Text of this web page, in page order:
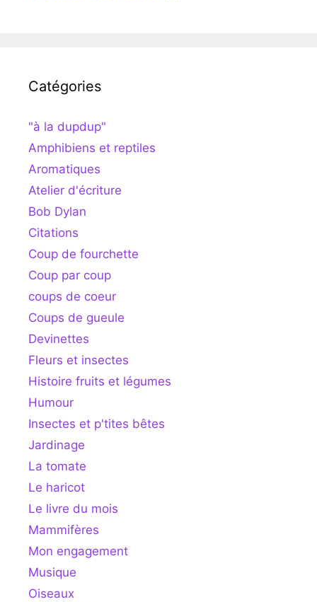
Catégories
"à la dupdup"
Amphibiens et reptiles
Aromatiques
Atelier d'écriture
Bob Dylan
Citations
Coup de fourchette
Coup par coup
coups de coeur
Coups de gueule
Devinettes
Fleurs et insectes
Histoire fruits et légumes
Humour
Insectes et p'tites bêtes
Jardinage
La tomate
Le haricot
Le livre du mois
Mammifères
Mon engagement
Musique
Oiseaux